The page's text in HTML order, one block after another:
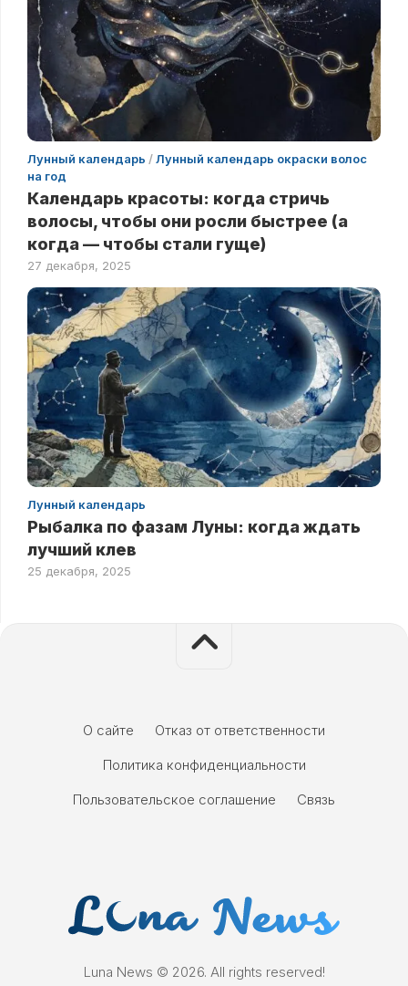
Лунный календарь /Лунный календарь окраски волос
на год
Календарь красоты: когда стричь
волосы, чтобы они росли быстрее (а
когда — чтобы стали гуще)
27 декабря, 2025
Лунный календарь
Рыбалка по фазам Луны: когда ждать
лучший клев
25 декабря, 2025
О сайте
Отказ от ответственности
Политика конфиденциальности
Пользовательское соглашение
Связь
Luna News © 2026. All rights reserved!